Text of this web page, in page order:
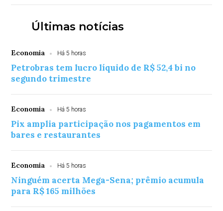
Últimas notícias
Economia Há 5 horas
Petrobras tem lucro líquido de R$ 52,4 bi no
segundo trimestre
Economia Há 5 horas
Pix amplia participação nos pagamentos em
bares e restaurantes
Economia Há 5 horas
Ninguém acerta Mega-Sena; prêmio acumula
para R$ 165 milhões